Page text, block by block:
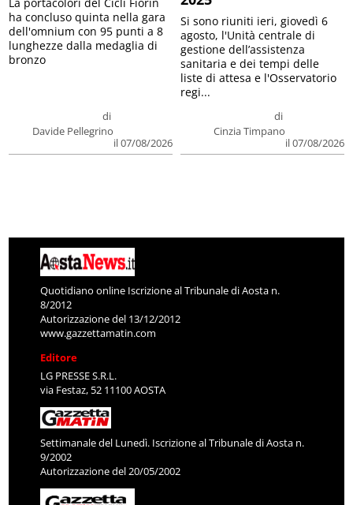
di
Davide Pellegrino
il 07/08/2026
ha concluso quinta nella gara
dell'omnium con 95 punti a 8
lunghezze dalla medaglia di
bronzo
di
Cinzia Timpano
il 07/08/2026
Si sono riuniti ieri, giovedì 6
agosto, l'Unità centrale di
gestione dell’assistenza
sanitaria e dei tempi delle
liste di attesa e l'Osservatorio
regi...
Quotidiano online Iscrizione al Tribunale di Aosta n.
8/2012
Autorizzazione del 13/12/2012
www.gazzettamatin.com
Editore
LG PRESSE S.R.L.
via Festaz, 52 11100 AOSTA
Settimanale del Lunedì. Iscrizione al Tribunale di Aosta n.
9/2002
Autorizzazione del 20/05/2002